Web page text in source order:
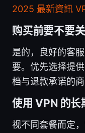
2025 最新資訊
购买前要不要
是的，良好的客
要。优先选择提
档与退款承诺的商
使用 VPN 的长
视不同套餐而定